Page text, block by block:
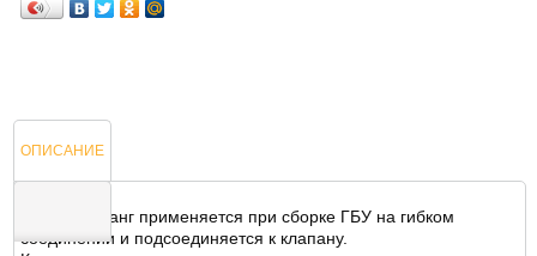
ОПИСАНИЕ
Данный шланг применяется при сборке ГБУ на гибком
соединении и подсоединяется к клапану.